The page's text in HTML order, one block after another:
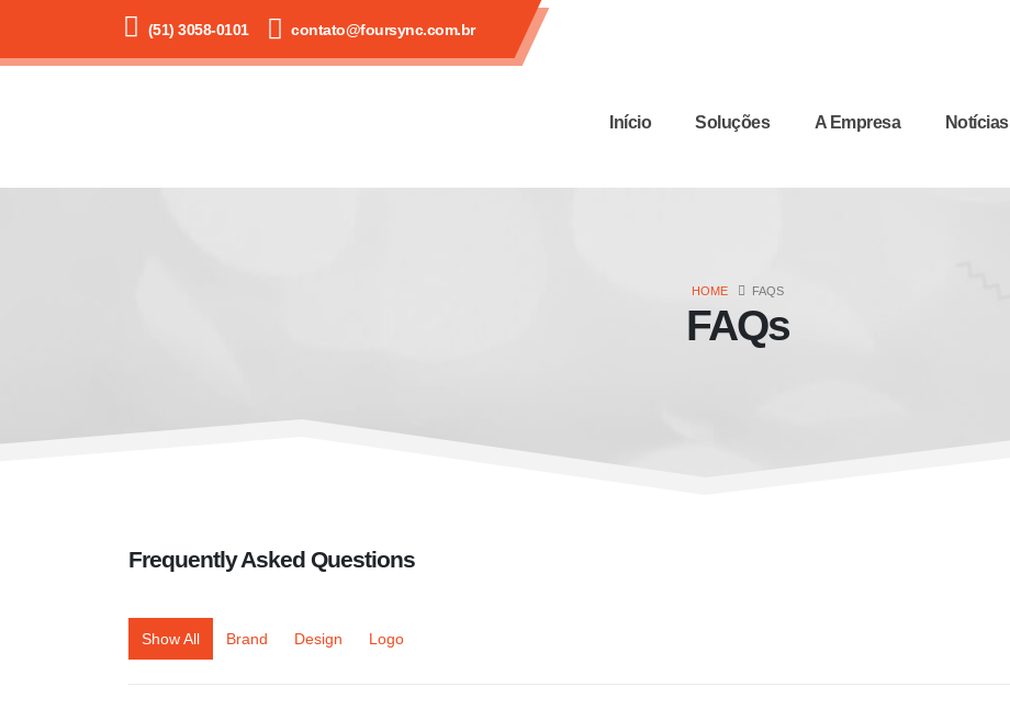
(51) 3058-0101 contato@foursync.com.br
Início Soluções A Empresa Notícias
HOME FAQS
FAQs
Frequently AskedQuestions
Show All Brand Design Logo